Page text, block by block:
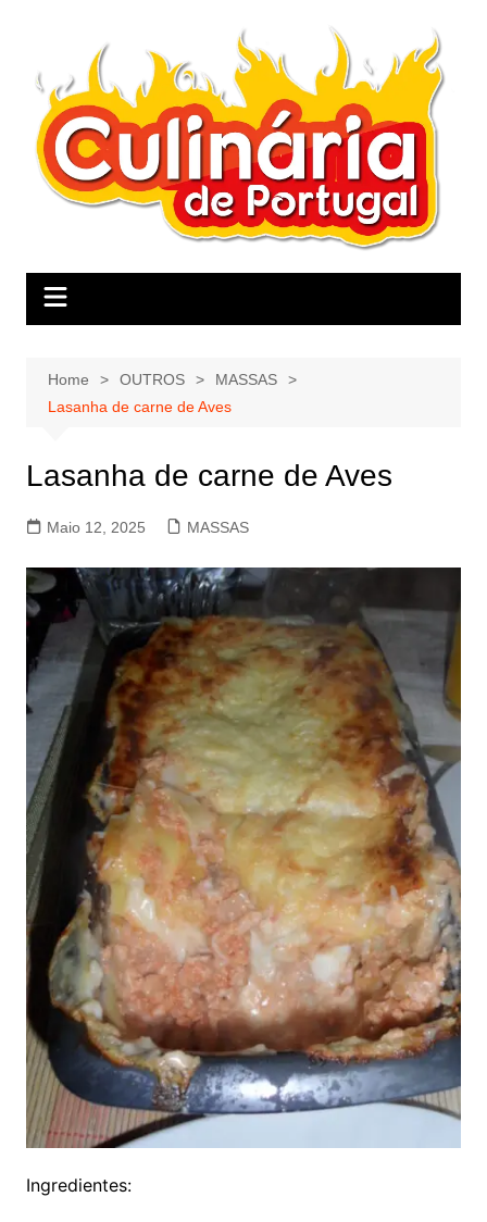
Home OUTROS
MASSAS
Lasanha de carne de Aves
Lasanha de carne de Aves
Maio 12, 2025 MASSAS
Ingredientes: